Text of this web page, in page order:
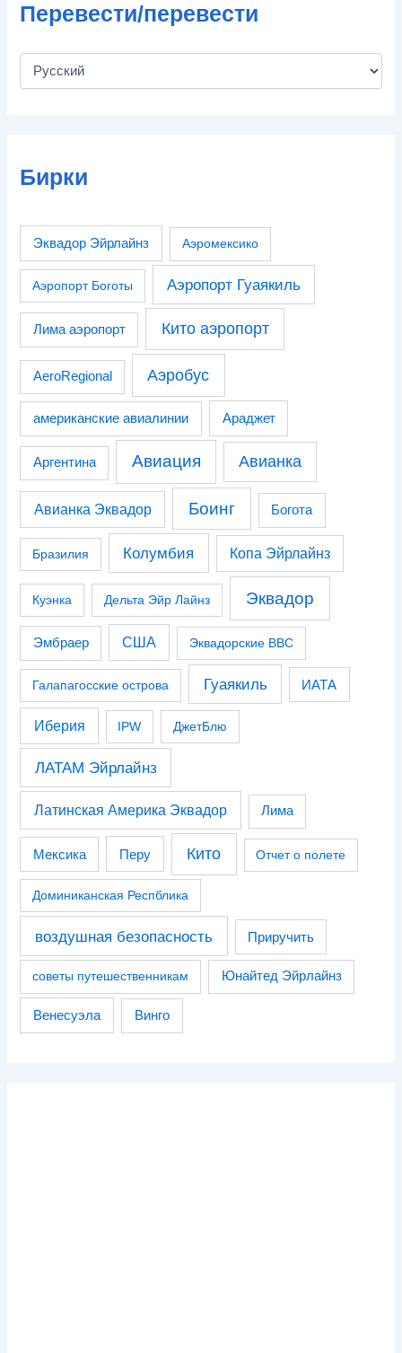
Перевести/перевести
Бирки
Эквадор Эйрлайнз Аэромексико
Аэропорт Боготы Аэропорт Гуаякиль
Лима аэропорт Кито аэропорт
AeroRegional Аэробус
американские авиалинии Араджет
Аргентина Авиация Авианка
Авианка Эквадор Боинг Богота
Бразилия Колумбия Копа Эйрлайнз
Куэнка Дельта Эйр Лайнз Эквадор
Эмбраер США Эквадорские ВВС
Галапагосские острова Гуаякиль ИАТА
Иберия IPW ДжетБлю
ЛАТАМ Эйрлайнз
Латинская Америка Эквадор Лима
Мексика Перу Кито Отчет о полете
Доминиканская Респблика
воздушная безопасность Приручить
советы путешественникам Юнайтед Эйрлайнз
Венесуэла Винго